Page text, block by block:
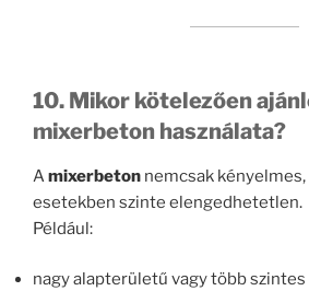
10. Mikor kötelezően
mixerbeton használata?
Amixerbeton nemcsak
esetekben szinte elengedhetetlen.
Például:
nagy alapterületű vagy több